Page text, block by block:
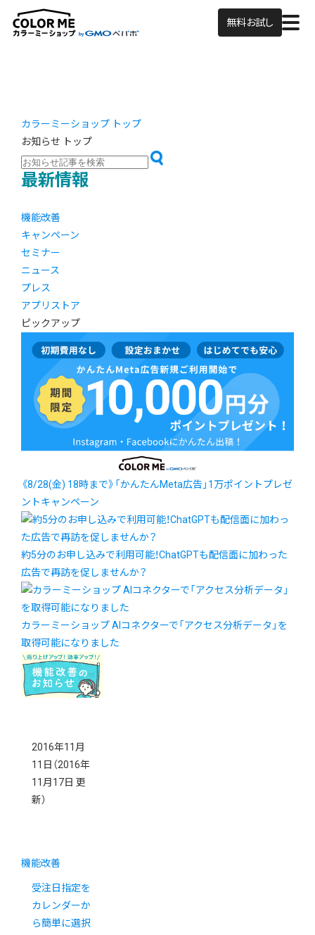
無料お試し
カラーミーショップ トップ
お知らせ トップ
最新情報
機能改善
キャンペーン
セミナー
ニュース
プレス
アプリストア
ピックアップ
《8/28(金) 18時まで》「かんたんMeta広告」1万ポイントプレゼ
ントキャンペーン
約5分のお申し込みで利用可能！ChatGPTも配信面に加わった
広告で再訪を促しませんか？
カラーミーショップ AIコネクターで「アクセス分析データ」を
取得可能になりました
2016年11月
11日 （2016年
11月17日 更
新）
機能改善
受注日指定を
カレンダーか
ら簡単に選択